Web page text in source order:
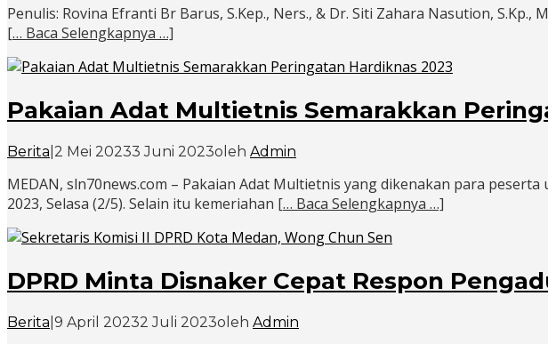
Penulis: Rovina Efranti Br Barus, S.Kep., Ners., & Dr. Siti Zahara Nasution,
[… Baca Selengkapnya …]
Pakaian Adat Multietnis Semarakkan
Berita 2 Mei 20233 Juni 2023oleh Admin
MEDAN, sln70news.com – Pakaian Adat Multietnis yang dikenakan para
2023, Selasa (2/5). Selain itu kemeriahan [… Baca Selengkapnya …]
DPRD Minta Disnaker Cepat Respon
Berita 9 April 20232 Juli 2023oleh Admin